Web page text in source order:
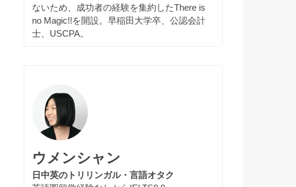
ないため、成功者の経験を集約したThere is
no Magic!!を開設。早稲田大学卒、公認会計
士、USCPA。
ウメンシャン
日中英のトリリンガル・言語オタク